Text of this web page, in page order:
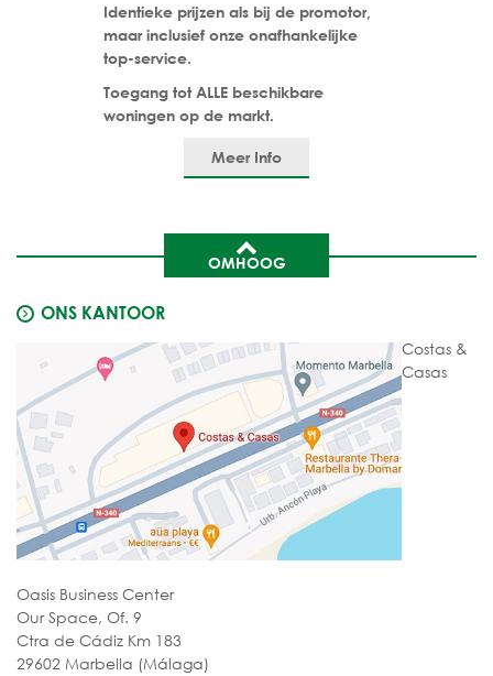
Identieke prijzen als bij de promotor,
maar inclusief onze onafhankelijke
top-service.
Toegang tot ALLE beschikbare
woningen op de markt.
Meer Info
OMHOOG
ONS KANTOOR
Costas &
Casas
Oasis Business Center
Our Space, Of. 9
Ctra de Cádiz Km 183
29602 Marbella (Málaga)